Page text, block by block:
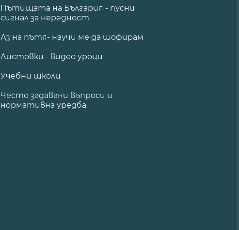
Пътищата на България - пусни
сигнал за нередност
Аз на пътя- научи ме да шофирам
Листовки - видео уроци
Учебни школи
Често задавани въпроси и
нормативна уредба